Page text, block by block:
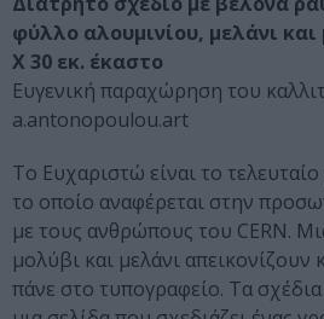
φύλλο αλουμινίου, μελάνι και
Χ 30 εκ. έκαστο
Ευγενική παραχώρηση του
a.antonopoulou.art
Το Ευχαριστώ είναι το
το οποίο αναφέρεται στην
με τους ανθρώπους του CERN.
μολύβι και μελάνι απεικονίζουν
πάνε στο τυπογραφείο. Τα